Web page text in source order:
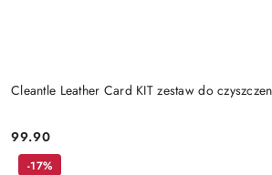
Cleantle Leather Card KIT zestaw do
Cena:
99.90
-17%